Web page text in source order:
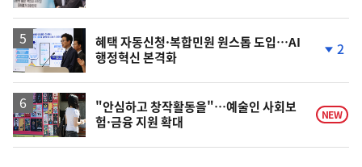
혜택 자동신청·복합민원 원스톱 도입…AI
행정혁신 본격화
하
락
2
"안심하고 창작활동을"…예술인 사회보
험·금융 지원 확대
NEW